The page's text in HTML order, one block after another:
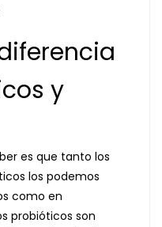
y
es que tanto los
los podemos
como en
probióticos son